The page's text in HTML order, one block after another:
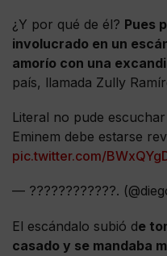
¿Y por qué de él? Pues
involucrado en un
amorío con una
país, llamada Zully
Literal no pude
Eminem debe estarse
pic.twitter.com/
— ????????????.
El escándalo subió de
casado y se mandaba